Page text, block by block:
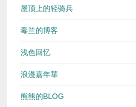
屋顶上的轻骑兵
毒兰的博客
浅色回忆
浪漫嘉年華
熊熊的BLOG